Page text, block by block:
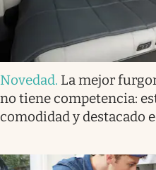
Novedad. La mejor
no tiene competencia:
comodidad y destacado